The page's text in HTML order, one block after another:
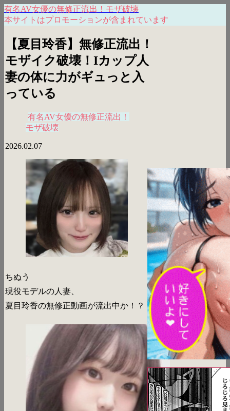
有名AV女優の無修正流出！モザ破壊
本サイトはプロモーションが含まれています
【夏目玲香】無修正流出！
モザイク破壊！Iカップ人
妻の体に力がギュっと入
っている
有名AV女優の無修正流出！
モザ破壊
2026.02.07
ちぬう
現役モデルの人妻、
夏目玲香の無修正動画が流出中か！？